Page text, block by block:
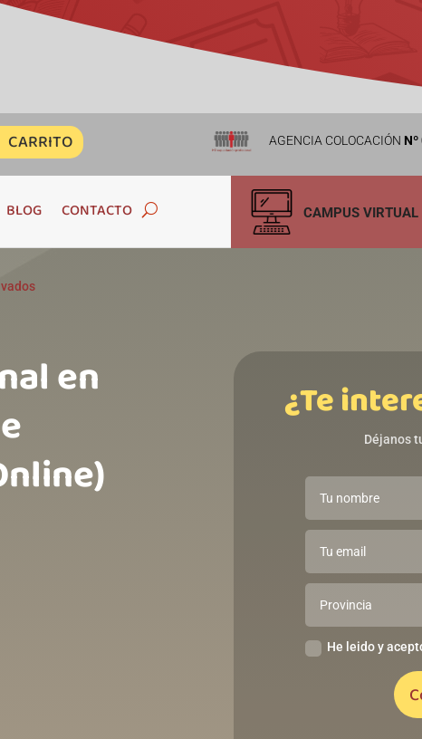
CARRITO AGENCIA COLOCACIÓN
BLOG CONTACTO CAMPUS VIRTUAL
en
¿Te
Déjanos
He leido y